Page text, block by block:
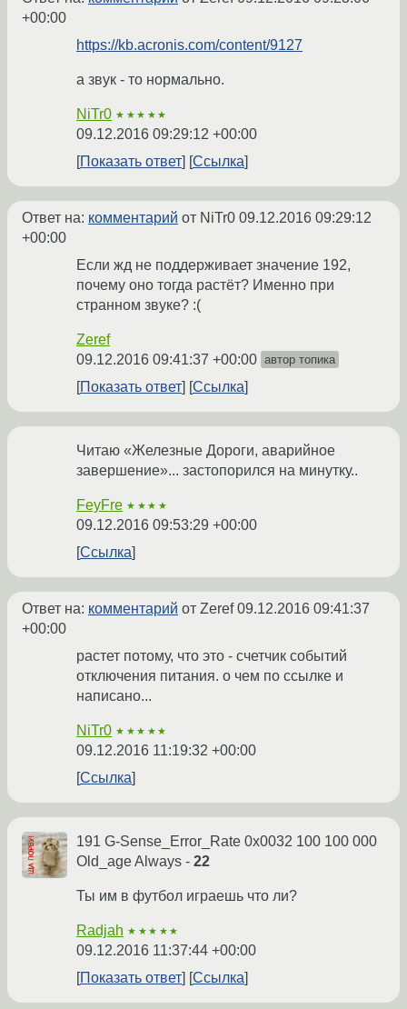
+00:00
https://kb.acronis.com/content/9127
а звук - то нормально.
NiTr0 ★★★★★
09.12.2016 09:29:12 +00:00
Показать ответ
Ссылка
Ответ на: комментарий от NiTr0 09.12.2016 09:29:12
+00:00
Если жд не поддерживает значение 192,
почему оно тогда растёт? Именно при
странном звуке? :(
Zeref
09.12.2016 09:41:37 +00:00 автор топика
Показать ответ Ссылка
Читаю «Железные Дороги, аварийное
завершение»... застопорился на минутку..
FeyFre ★★★★
09.12.2016 09:53:29 +00:00
Ссылка
Ответ на: комментарий от Zeref09.12.2016 09:41:37
+00:00
растет потому, что это - счетчик событий
отключения питания. о чем по ссылке и
написано...
NiTr0 ★★★★★
09.12.2016 11:19:32 +00:00
Ссылка
191 G-Sense_Error_Rate 0x0032 100 100 000
Old_age Always - 22
Ты им в футбол играешь что ли?
Radjah ★★★★★
09.12.2016 11:37:44 +00:00
Показать ответ
Ссылка